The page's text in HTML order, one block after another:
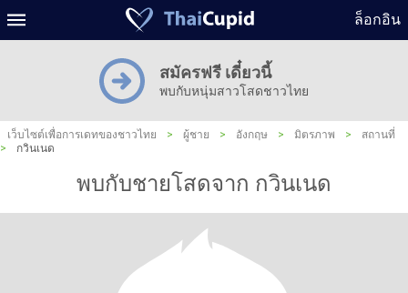
ล็อกอิน
สมัครฟรี เดี๋ยวนี้
พบกับหนุ่มสาวโสดชาวไทย
เว็บไซต์เพื่อการเดทของชาวไทย > ผู้ชาย > อังกฤษ > มิตรภาพ >
สถานที่
>
กวินเนด
พบกับชายโสดจาก กวินเนด